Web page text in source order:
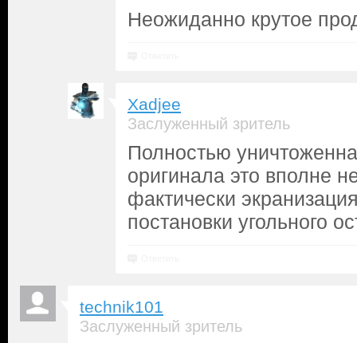
Неожиданно крутое
Xadjee
Заслуженный зритель
Полностью
оригинала это вполне
фактически
постановки угольного
technik101
Заслуженный зритель